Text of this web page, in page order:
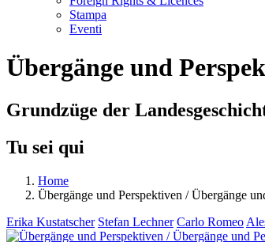
Stampa
Eventi
Übergänge und
Grundzüge der
Tu sei qui
Home
Übergänge und Perspektiven / Übergänge
Erika Kustatscher Stefan Lechner Carlo Romeo